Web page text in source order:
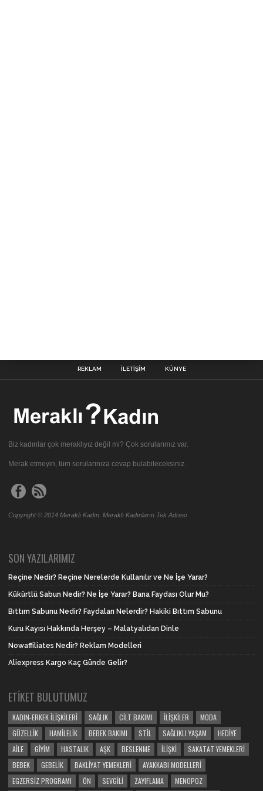
REKLAM İLETIŞIM KÜNYE
Biz kadınlar çok meraklıyız değil mi? Çok sorularımız var.
Merak etmeyin, tüm sorularınıza cevap bulabileceksiniz.
Copyright © 2014 Meraklı Kadın. Meraklı Kadınların Tek Adresi
SON YAZILARIMIZ
Reçine Nedir? Reçine Nerelerde Kullanılır ve Ne İşe Yarar?
Kükürtlü Sabun Nedir? Ne İşe Yarar? Bana Faydası Olur Mu?
Bıttım Sabunu Nedir? Faydaları Nelerdir? Hakiki Bıttım Sabunu
Kuru Kayısı Hakkında Herşey – Malatyalıdan Dinle
Nowaffiliates Nedir? Reklam Modelleri
Aliexpress Kargo Kaç Günde Gelir?
ETIKET BULUTUMUZ
KADIN-ERKEK İLIŞKILERI SAĞLIK CILT BAKIMI İLIŞKILER
MODA
GÜZELLIK
HAMILELIK BEBEK BAKIMI STIL SAĞLIKLI YAŞAM
HEDIYE
AILE
GIYIM HASTALIK AŞK BESLENME İLIŞKI
SAKATAT YEMEKLERI
BEBEK
GEBELIK BAKLIYAT YEMEKLERI
AYAKKABI MODELLERI
EGZERSIZ PROGRAMI
ÖN SEVGILI ZAYIFLAMA MENOPOZ